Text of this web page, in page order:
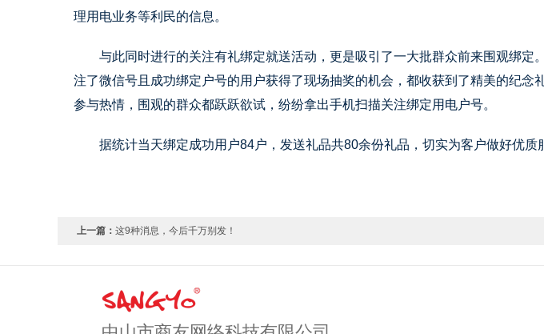
理用电业务等利民的信息。
与此同时进行的关注有礼绑定就送活动，更是吸引了一大批群众前来围观绑定
注了微信号且成功绑定户号的用户获得了现场抽奖的机会，都收获到了精美的纪
参与热情，围观的群众都跃跃欲试，纷纷拿出手机扫描关注绑定用电户号。
据统计当天绑定成功用户84户，发送礼品共80余份礼品，切实为客户做好优质
上一篇： 这9种消息，今后千万别发！